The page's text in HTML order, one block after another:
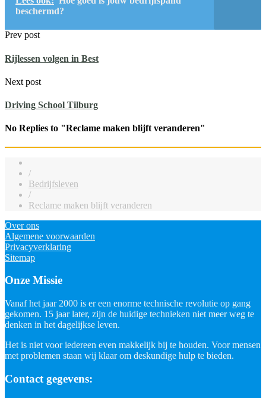
beschermd?
Prev post
Rijlessen volgen in Best
Next post
Driving School Tilburg
No Replies to "Reclame maken blijft veranderen"
/
Bedrijfsleven
/
Reclame maken blijft veranderen
Over ons
Algemene voorwaarden
Privacyverklaring
Sitemap
Onze Missie
Vanaf het jaar 2000 is er een enorme technische revolutie op gang
gekomen. 15 jaar later, zijn de huidige technieken niet meer weg te
denken in het dagelijkse leven.
Het is niet voor iedereen even makkelijk bij te houden. Voor mensen
met problemen staan wij klaar om deskundige hulp te bieden.
Contact gegevens: